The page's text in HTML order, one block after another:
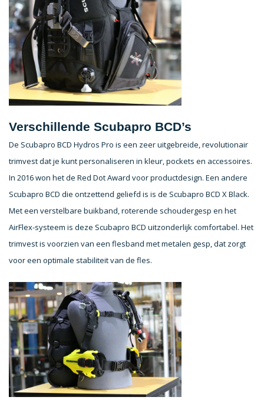
Verschillende Scubapro BCD’s
De Scubapro BCD Hydros Pro is een zeer uitgebreide, revolutionair
trimvest dat je kunt personaliseren in kleur, pockets en accessoires.
In 2016 won het de Red Dot Award voor productdesign. Een andere
Scubapro BCD die ontzettend geliefd is is de Scubapro BCD X Black.
Met een verstelbare buikband, roterende schoudergesp en het
AirFlex-systeem is deze Scubapro BCD uitzonderlijk comfortabel. Het
trimvest is voorzien van een flesband met metalen gesp, dat zorgt
voor een optimale stabiliteit van de fles.